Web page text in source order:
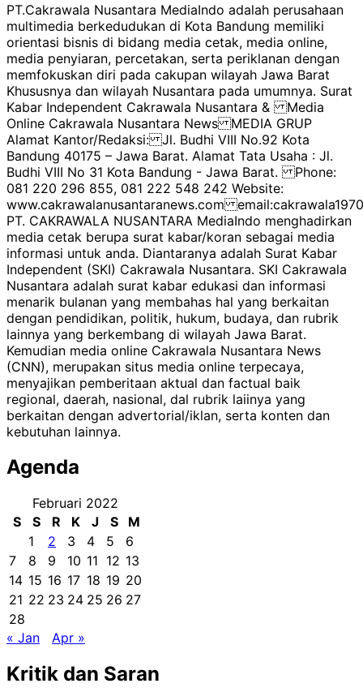
PT.Cakrawala Nusantara MediaIndo adalah perusahaan
multimedia berkedudukan di Kota Bandung memiliki
orientasi bisnis di bidang media cetak, media online,
media penyiaran, percetakan, serta periklanan dengan
memfokuskan diri pada cakupan wilayah Jawa Barat
Khususnya dan wilayah Nusantara pada umumnya. Surat
Kabar Independent Cakrawala Nusantara & Media
Online Cakrawala Nusantara News MEDIA GRUP
Alamat Kantor/Redaksi: Jl. Budhi VIII No.92 Kota
Bandung 40175 – Jawa Barat. Alamat Tata Usaha : Jl.
Budhi VIII No 31 Kota Bandung - Jawa Barat. Phone:
081 220 296 855, 081 222 548 242 Website:
www.cakrawalanusantaranews.com
PT. CAKRAWALA NUSANTARA MediaIndo menghadirkan
media cetak berupa surat kabar/koran sebagai media
informasi untuk anda. Diantaranya adalah Surat Kabar
Independent (SKI) Cakrawala Nusantara. SKI Cakrawala
Nusantara adalah surat kabar edukasi dan informasi
menarik bulanan yang membahas hal yang berkaitan
dengan pendidikan, politik, hukum, budaya, dan rubrik
lainnya yang berkembang di wilayah Jawa Barat.
Kemudian media online Cakrawala Nusantara News
(CNN), merupakan situs media online terpecaya,
menyajikan pemberitaan aktual dan factual baik
regional, daerah, nasional, dal rubrik laiinya yang
berkaitan dengan advertorial/iklan, serta konten dan
kebutuhan lainnya.
Agenda
Februari 2022
S
S R K J S
M
1
2 3 4 5
6
7
8 9 10 11 12 13
14 15 16 17 18 19 20
21 22 23 24 25 26 27
28
« Jan
Apr »
Kritik dan Saran